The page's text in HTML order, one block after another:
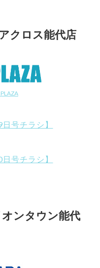
クロス能代店
号チラシ】
号チラシ】
オンタウン能代